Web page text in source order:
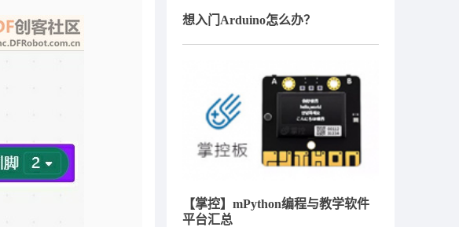
想入门Arduino怎么办？
【掌控】mPython编程与教学软件
平台汇总